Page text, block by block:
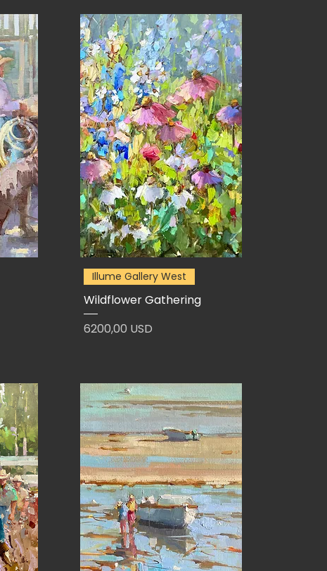
Illume Gallery West
Wildflower Gathering
Prezzo
6200,00 USD